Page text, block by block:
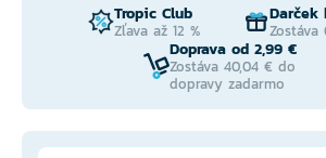
Tropic Club
Zľava až 12 %
Darček
Doprava od 2,99 €
Zostáva 40,04 € do
dopravy zadarmo